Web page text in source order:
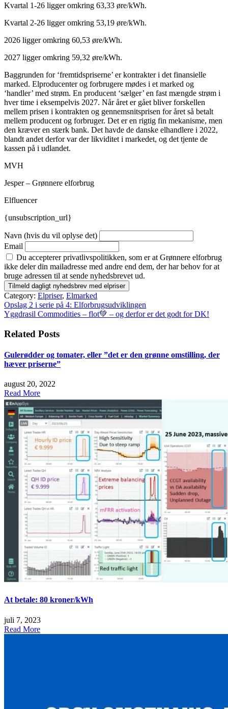
Kvartal 1-26 ligger omkring 63,33 øre/kWh.
Kvartal 2-26 ligger omkring 53,19 øre/kWh.
2026 ligger omkring 60,53 øre/kWh.
2027 ligger omkring 59,32 øre/kWh.
Baggrunden for ‘fremtidspriserne’ er kontrakter i det finansielle
marked. Elproducenter og forbrugere mødes i et marked og
‘handler’ med strøm. En producent ‘sælger’ en fast mængde strøm i
hver time i eksempelvis 2027. Når året er gået bliver forskellen
mellem prisen i kontrakten og gennemsnitsprisen for året så betalt
mellem producent og forbruger. Det er en rigtig fin mekanisme, men
den kræver en stærk bank. Det havde de danske elhandlere i 2022,
blandt andet derfor var der likviditet i markedet, og det tjente de
kassen på i udlandet.
MVH
Jesper – Grønnere elforbrug
Elfluencer
{unsubscription_url}
Navn (hvis du vil oplyse det)
Email
Du accepterer privatlivspolitikken, som er at Grønnere elforbrug
ikke deler din mailadresse med andre end dem, der har behov for at
bruge adressen til at sende nyhedsbrevet ud.
Category: Elpriser, Elmarked
Indlægsnavigation
Opslag 2 i serie på 4: Elforbrugsudviklingen
Yggdrasil Commodities – flot💚 – og derfor er det godt for DK!
Related Posts
Gulerødder og tomater, eller ”det er den grønne omstilling, der
hæver priserne”
august 20, 2022
Read More
At betale: 80 kroner/kWh
juli 7, 2023
Read More